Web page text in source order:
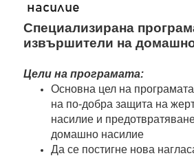
насилие
Специализирана
извършители на
Цели на програмата:
Основна цел на
на по-добра защита на
насилие и
домашно насилие
Да се постигне нова